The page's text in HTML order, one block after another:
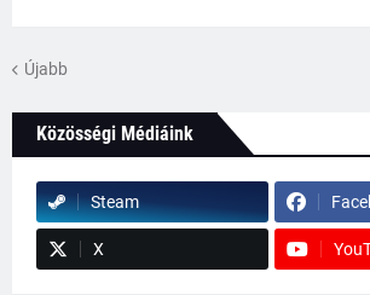
Újabb
Közösségi Médiáink
Steam
X